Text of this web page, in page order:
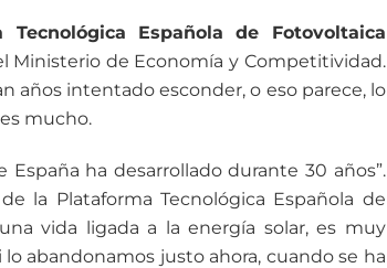
Tecnológica Española de Fotovoltaica
Ministerio de Economía y Competitividad.
años intentado esconder, o eso parece, lo
mucho.
ha desarrollado durante 30 años”.
la Plataforma Tecnológica Española de
vida ligada a la energía solar, es muy
abandonamos justo ahora, cuando se ha